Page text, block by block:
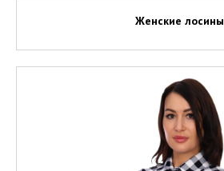
Женские лосины